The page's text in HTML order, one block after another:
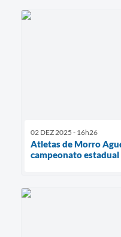
02 DEZ 2025 - 16h26
Atletas de Morro
campeonato